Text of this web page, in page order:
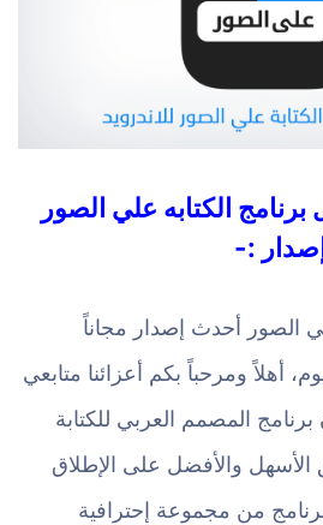
الكتابه علي الصور
:-
الصور أحدث إصدار مجاناً
أهلاً ومرحباً بكم أعزائنا متابعي
المصمم العربي للكتابة
الأسهل والأفضل على الإطلاق
من مجموعة إحترافية